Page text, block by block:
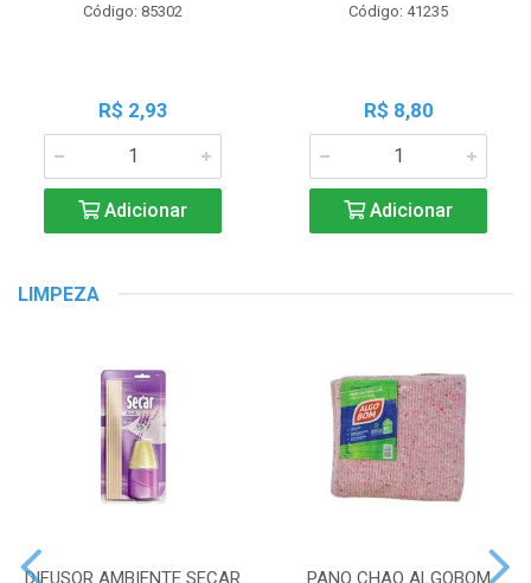
Código: 85302
R$ 2,93
Adicionar
Código: 41235
R$ 8,80
Adicionar
LIMPEZA
DIFUSOR AMBIENTE SECAR PANO CHAO ALGOBOM